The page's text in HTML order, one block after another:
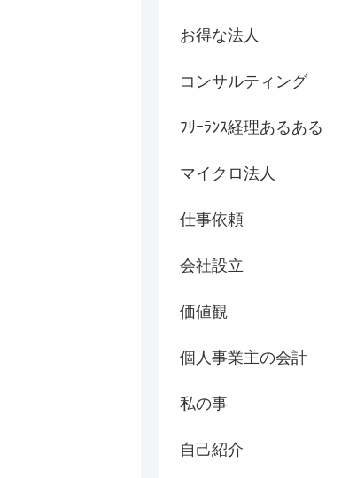
お得な法人
コンサルティング
ﾌﾘｰﾗﾝｽ経理あるある
マイクロ法人
仕事依頼
会社設立
価値観
個人事業主の会計
私の事
自己紹介